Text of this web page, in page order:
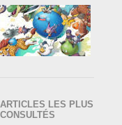
ARTICLES LES PLUS
CONSULTÉS